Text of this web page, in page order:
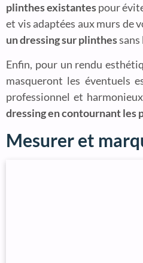
plinthes existantespour
et vis adaptées aux murs de
un dressing sur plinthes
Enfin, pour un rendu
masqueront les éventuels
professionnel et
dressing en contournant les
Mesurer et